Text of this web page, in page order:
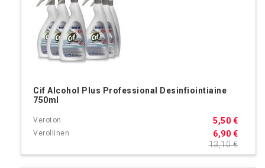
Cif Alcohol Plus Professional Desinfiointiaine
750ml
6,90 €
5,50 €
13,10 €